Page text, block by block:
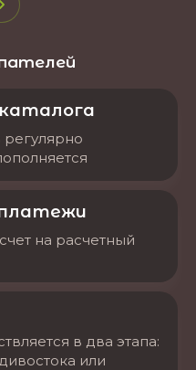
регулярно
на расчетный
в два этапа:
или